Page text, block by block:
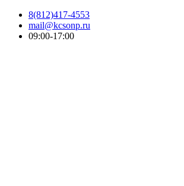
8(812)417-4553
mail@kcsonp.ru
09:00-17:00